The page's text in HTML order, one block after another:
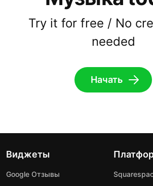
Try it for free / No
needed
Начать
Виджеты
Google Отзывы